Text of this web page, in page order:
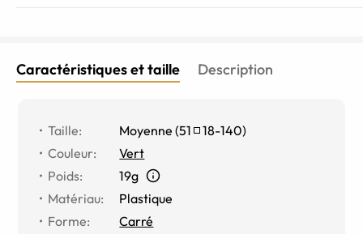
Caractéristiques et taille Description
Taille: Moyenne (51 18-140)
Couleur:
Vert
Poids:
19g
Matériau:
Plastique
Forme:
Carré